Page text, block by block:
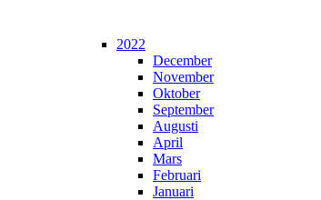
2022
December
November
Oktober
September
Augusti
April
Mars
Februari
Januari